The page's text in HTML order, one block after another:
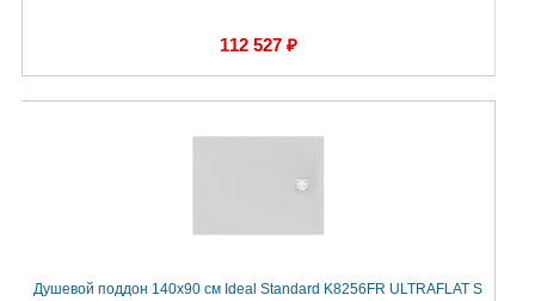
112 527 ₽
Душевой поддон 140х90 см Ideal Standard K8256FR ULTRAFLAT S